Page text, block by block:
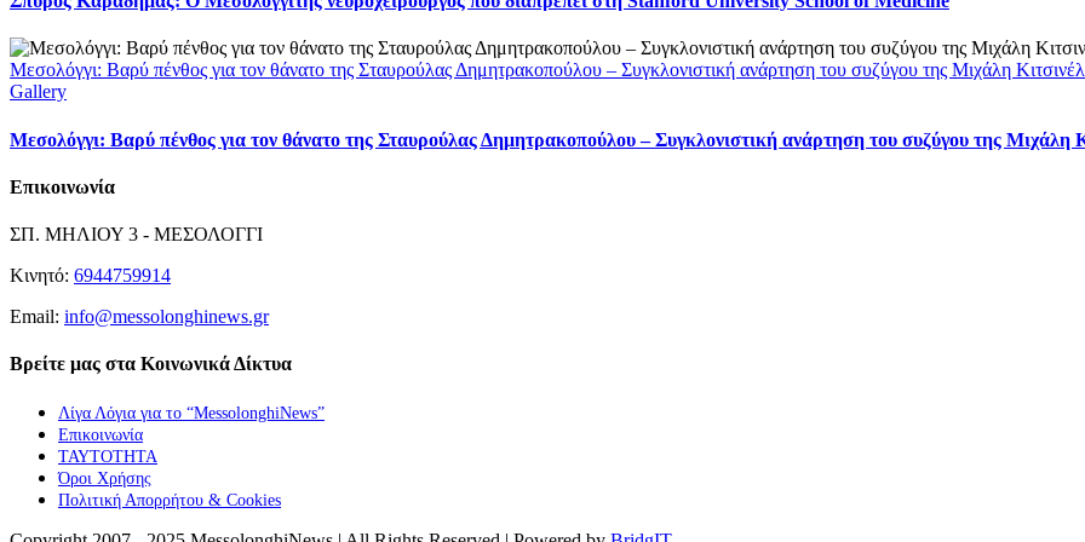
Μεσολόγγι: Βαρύ πένθος για τον θάνατο της Σταυρούλας Δημητρακοπούλου – Συγκλονιστική ανάρτηση του συζύγου της Μιχάλη
Gallery
Μεσολόγγι: Βαρύ πένθος για τον θάνατο της Σταυρούλας Δημητρακοπούλου – Συγκλονιστική ανάρτηση του συζύγου της Μιχάλη
Επικοινωνία
ΣΠ. ΜΗΛΙΟΥ 3 - ΜΕΣΟΛΟΓΓΙ
Κινητό: 6944759914
Email: info@messolonghinews.gr
Βρείτε μας στα Κοινωνικά Δίκτυα
Λίγα Λόγια για το “MessolonghiNews”
Επικοινωνία
ΤΑΥΤΟΤΗΤΑ
Όροι Χρήσης
Πολιτική Απορρήτου & Cookies